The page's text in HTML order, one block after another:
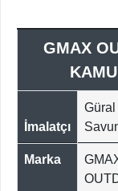
GMAX
İmalatçı
Güral
Marka